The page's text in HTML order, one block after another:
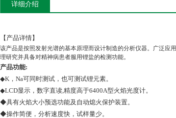
详细介绍
【产品详情】
该产品是按照发射光谱的基本原理而设计制造的分析仪器。广泛应
理研究并具备对精神病患者服用锂盐的检测功能。
产品功能:
◆K，Na可同时测试，也可测试锂元素。
◆LCD显示，数字直读,精度高于6400A型火焰光度计。
◆具有火焰大小预选功能及自动熄火保护装置。
◆操作简便，分析速度快，试样量少。